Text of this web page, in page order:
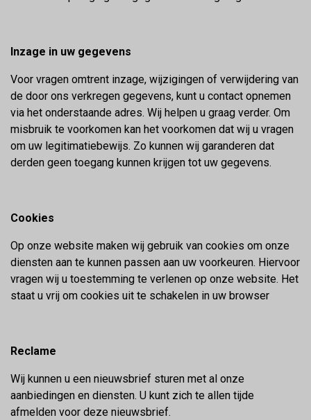
Inzage in uw gegevens
Voor vragen omtrent inzage, wijzigingen of verwijdering van
de door ons verkregen gegevens, kunt u contact opnemen
via het onderstaande adres. Wij helpen u graag verder. Om
misbruik te voorkomen kan het voorkomen dat wij u vragen
om uw legitimatiebewijs. Zo kunnen wij garanderen dat
derden geen toegang kunnen krijgen tot uw gegevens.
Cookies
Op onze website maken wij gebruik van cookies om onze
diensten aan te kunnen passen aan uw voorkeuren. Hiervoor
vragen wij u toestemming te verlenen op onze website. Het
staat u vrij om cookies uit te schakelen in uw browser
Reclame
Wij kunnen u een nieuwsbrief sturen met al onze
aanbiedingen en diensten. U kunt zich te allen tijde
afmelden voor deze nieuwsbrief.